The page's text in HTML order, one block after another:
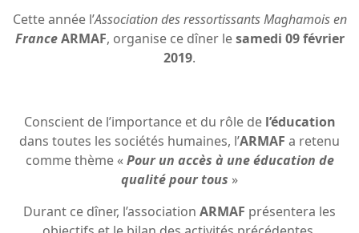
Cette année l’Association des ressortissants Maghamois en
France ARMAF, organise ce dîner lesamedi 09 février
2019.
Conscient de l’importance et du rôle de l’éducation
dans toutes les sociétés humaines, l’ARMAF a retenu
comme thème «Pour un accès à une éducation de
qualité pour tous »
Durant ce dîner, l’association ARMAF présentera les